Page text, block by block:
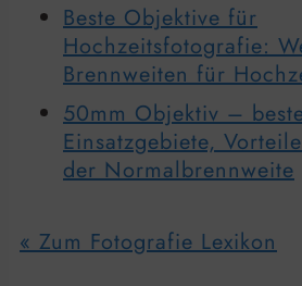
Beste Objektive für
Hochzeitsfotografie:
Brennweiten für
50mm Objektiv –
Einsatzgebiete,
der Normalbrennweite
« Zum Fotografie Lexikon